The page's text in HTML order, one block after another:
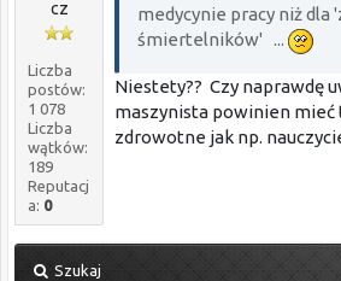
cz
Liczba
postów:
1 078
Liczba
wątków:
189
Reputacj
a: 0
medycynie pracy niż dla
śmiertelników' ...
Niestety?? Czy naprawdę
maszynista powinien
zdrowotne jak np.
Szukaj